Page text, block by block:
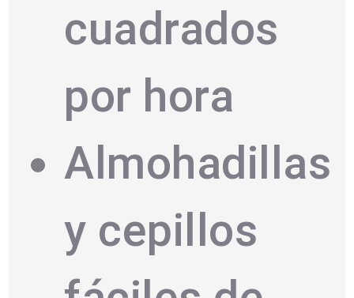
cuadrados
por hora
Almohadillas
y cepillos